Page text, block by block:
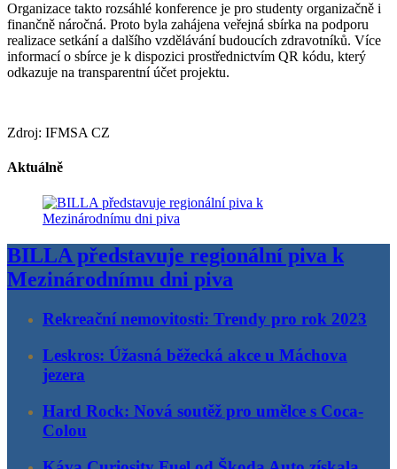
Organizace takto rozsáhlé konference je pro studenty organizačně i
finančně náročná. Proto byla zahájena veřejná sbírka na podporu
realizace setkání a dalšího vzdělávání budoucích zdravotníků. Více
informací o sbírce je k dispozici prostřednictvím QR kódu, který
odkazuje na transparentní účet projektu.
Zdroj: IFMSA CZ
Aktuálně
BILLA představuje regionální piva k
Mezinárodnímu dni piva
Rekreační nemovitosti: Trendy pro rok 2023
Leskros: Úžasná běžecká akce u Máchova
jezera
Hard Rock: Nová soutěž pro umělce s Coca-
Colou